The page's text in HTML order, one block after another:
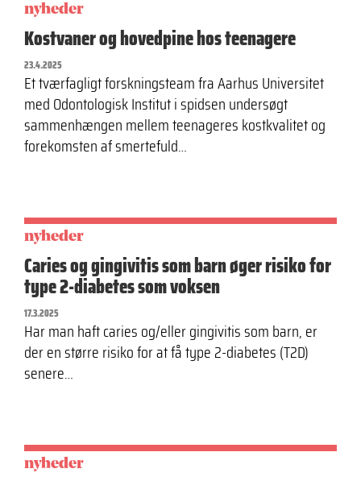
nyheder
Kostvaner og hovedpine hos teenagere
23.4.2025
Et tværfagligt forskningsteam fra Aarhus Universitet
med Odontologisk ­Institut i spidsen undersøgt
sammenhængen mellem teenageres kostkvalitet og
forekomsten af smertefuld…
nyheder
Caries og gingivitis som barn øger risiko for
type 2-diabetes som voksen
17.3.2025
Har man haft caries og/eller gingivitis som barn, er
der en større risiko for at få type 2-diabetes (T2D)
senere…
nyheder